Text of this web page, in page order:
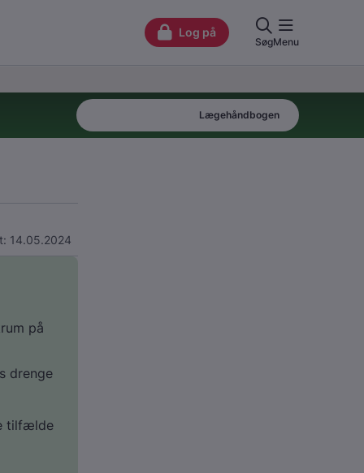
Lægehåndbogen
14.05.2024
på
drenge
tilfælde